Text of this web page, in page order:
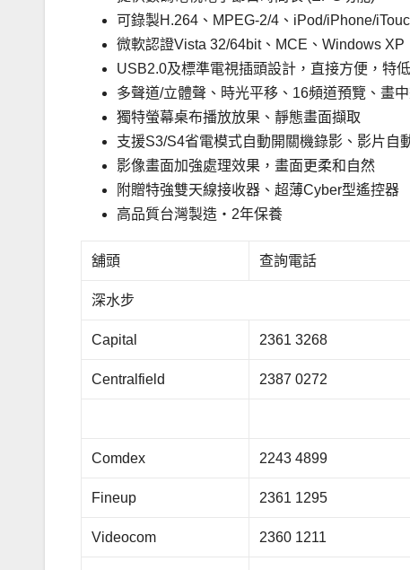
可錄製H.264、MPEG-2/4、iPod/iPhone/
微軟認證Vista 32/64bit、MCE、Windows XP
USB2.0及標準電視插頭設計，直接方便，特
多聲道/立體聲、時光平移、16頻道預覽、畫中
獨特螢幕桌布播放放果、靜態畫面擷取
支援S3/S4省電模式自動開關機錄影、影片自
影像畫面加強處理效果，畫面更柔和自然
附贈特強雙天線接收器、超薄Cyber型遙控器
高品質台灣製造‧2年保養
舖頭 查詢電話
深水步
Capital 2361 3268
Centralfield 2387 0272
Comdex 2243 4899
Fineup 2361 1295
Videocom 2360 1211